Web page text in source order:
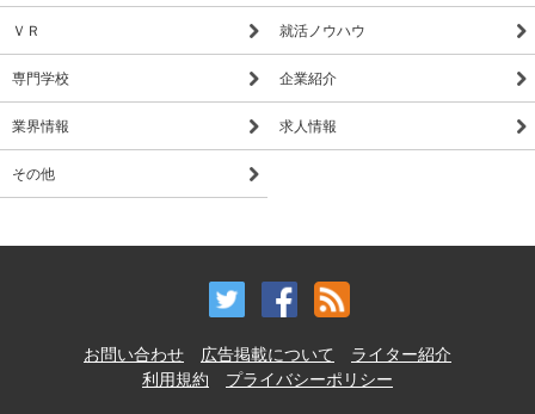
ＶＲ 就活ノウハウ
専門学校 企業紹介
業界情報 求人情報
その他
お問い合わせ 広告掲載について
ライター紹介
利用規約
プライバシーポリシー